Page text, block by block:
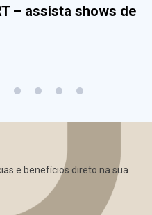
– assista shows de
e benefícios direto na sua